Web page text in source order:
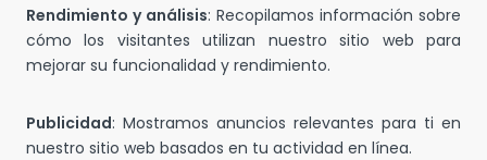
Rendimiento y análisis: Recopilamos información sobre
cómo los visitantes utilizan nuestro sitio web para
mejorar su funcionalidad y rendimiento.
Publicidad: Mostramos anuncios relevantes para ti en
nuestro sitio web basados en tu actividad en línea.